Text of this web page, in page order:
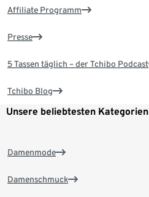
Affiliate Programm
Presse
5 Tassen täglich – der Tchibo Podcast
Tchibo Blog
Unsere beliebtesten Kategorien
Damenmode
Damenschmuck